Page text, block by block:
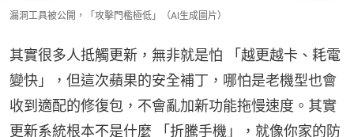
漏洞工具被公開，「攻擊門檻極低」（AI生成圖片）
其實很多人抵觸更新，無非就是怕 「越更越卡、耗電
變快」，但這次蘋果的安全補丁，哪怕是老機型也會
收到適配的修復包，不會亂加新功能拖慢速度。其實
更新系統根本不是什麼 「折騰手機」，就像你家的防